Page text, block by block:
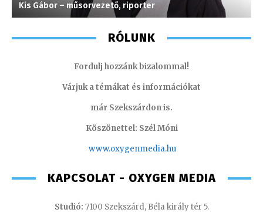
Kis Gábor – műsorvezető, riporter
RÓLUNK
Fordulj hozzánk bizalommal!
Várjuk a témákat és információkat
már Szekszárdon is.
Köszönettel: Szél Móni
www.oxygenmedia.hu
KAPCSOLAT - OXYGEN MEDIA
Studió: 7100 Szekszárd, Béla király tér 5.